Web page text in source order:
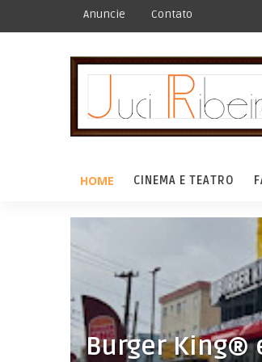
Anuncie Contato
HOME CINEMA E TEATRO
Burger King®